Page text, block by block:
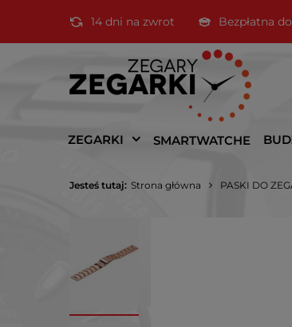
14 dni na zwrot Bezpłatna
ZEGARKI SMARTWATCHE
Jesteś tutaj: Strona główna PASKI DO